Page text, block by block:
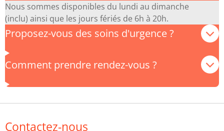
Nous sommes disponibles du lundi au dimanche
(inclu) ainsi que les jours fériés de 6h à 20h.
Proposez-vous des soins d'urgence ?
Comment prendre rendez-vous ?
Contactez-nous